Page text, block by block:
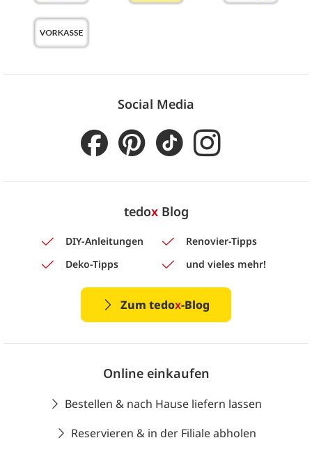
Social Media
tedoxBlog
DIY-Anleitungen
Renovier-Tipps
Deko-Tipps
und vieles mehr!
Zum tedox-Blog
Online einkaufen
Bestellen & nach Hause liefern lassen
Reservieren & in der Filiale abholen